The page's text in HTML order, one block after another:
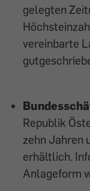
gelegten
vereinbarte
Republik
zehn Jahren
erhältlich.
Anlageform